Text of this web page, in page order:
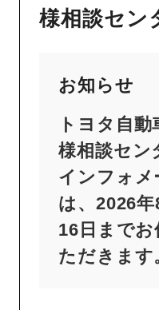
様相談セン
お知らせ
トヨタ自
様相談セン
インフォメ
は、2026年
16日まで
ただきます